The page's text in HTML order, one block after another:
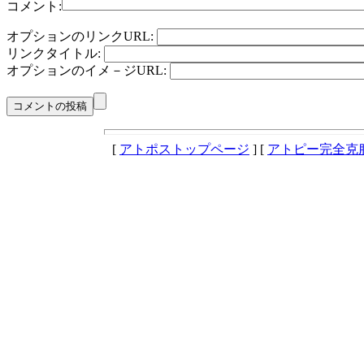
コメント:
オプションのリンクURL:
リンクタイトル:
オプションのイメ－ジURL:
[ アトポストップページ ] [ アトピー完全克